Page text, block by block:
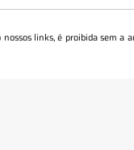
links, é proibida sem